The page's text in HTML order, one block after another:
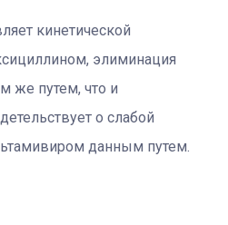
кинетической
элиминация
же путем, что и
о слабой
данным путем.